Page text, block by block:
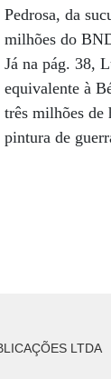
Pedrosa, da
milhões do
Já na pág. 38,
equivalente à
três milhões de
pintura de
LTDA